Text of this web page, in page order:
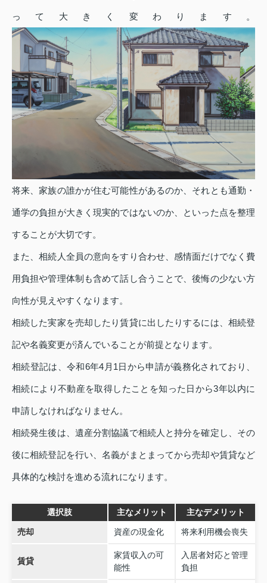
って大きく変わります。
将来、家族の誰かが住む可能性があるのか、それとも通勤・
通学の負担が大きく現実的ではないのか、といった点を整理
することが大切です。
また、相続人全員の意向をすり合わせ、感情面だけでなく費
用負担や管理体制も含めて話し合うことで、後悔の少ない方
向性が見えやすくなります。
相続した実家を売却したり賃貸に出したりするには、相続登
記や名義変更が済んでいることが前提となります。
相続登記は、令和6年4月1日から申請が義務化されており、
相続により不動産を取得したことを知った日から3年以内に
申請しなければなりません。
相続発生後は、遺産分割協議で相続人と持分を確定し、その
後に相続登記を行い、名義がまとまってから売却や賃貸など
具体的な検討を進める流れになります。
選択肢 主なメリット 主なデメリット
売却 資産の現金化 将来利用機会喪失
賃貸
家賃収入の可
能性
入居者対応と管理
負担